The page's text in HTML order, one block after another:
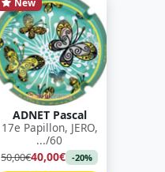
ADNET Pascal
17e Papillon, JERO,
.../60
50,00€40,00€ -20%